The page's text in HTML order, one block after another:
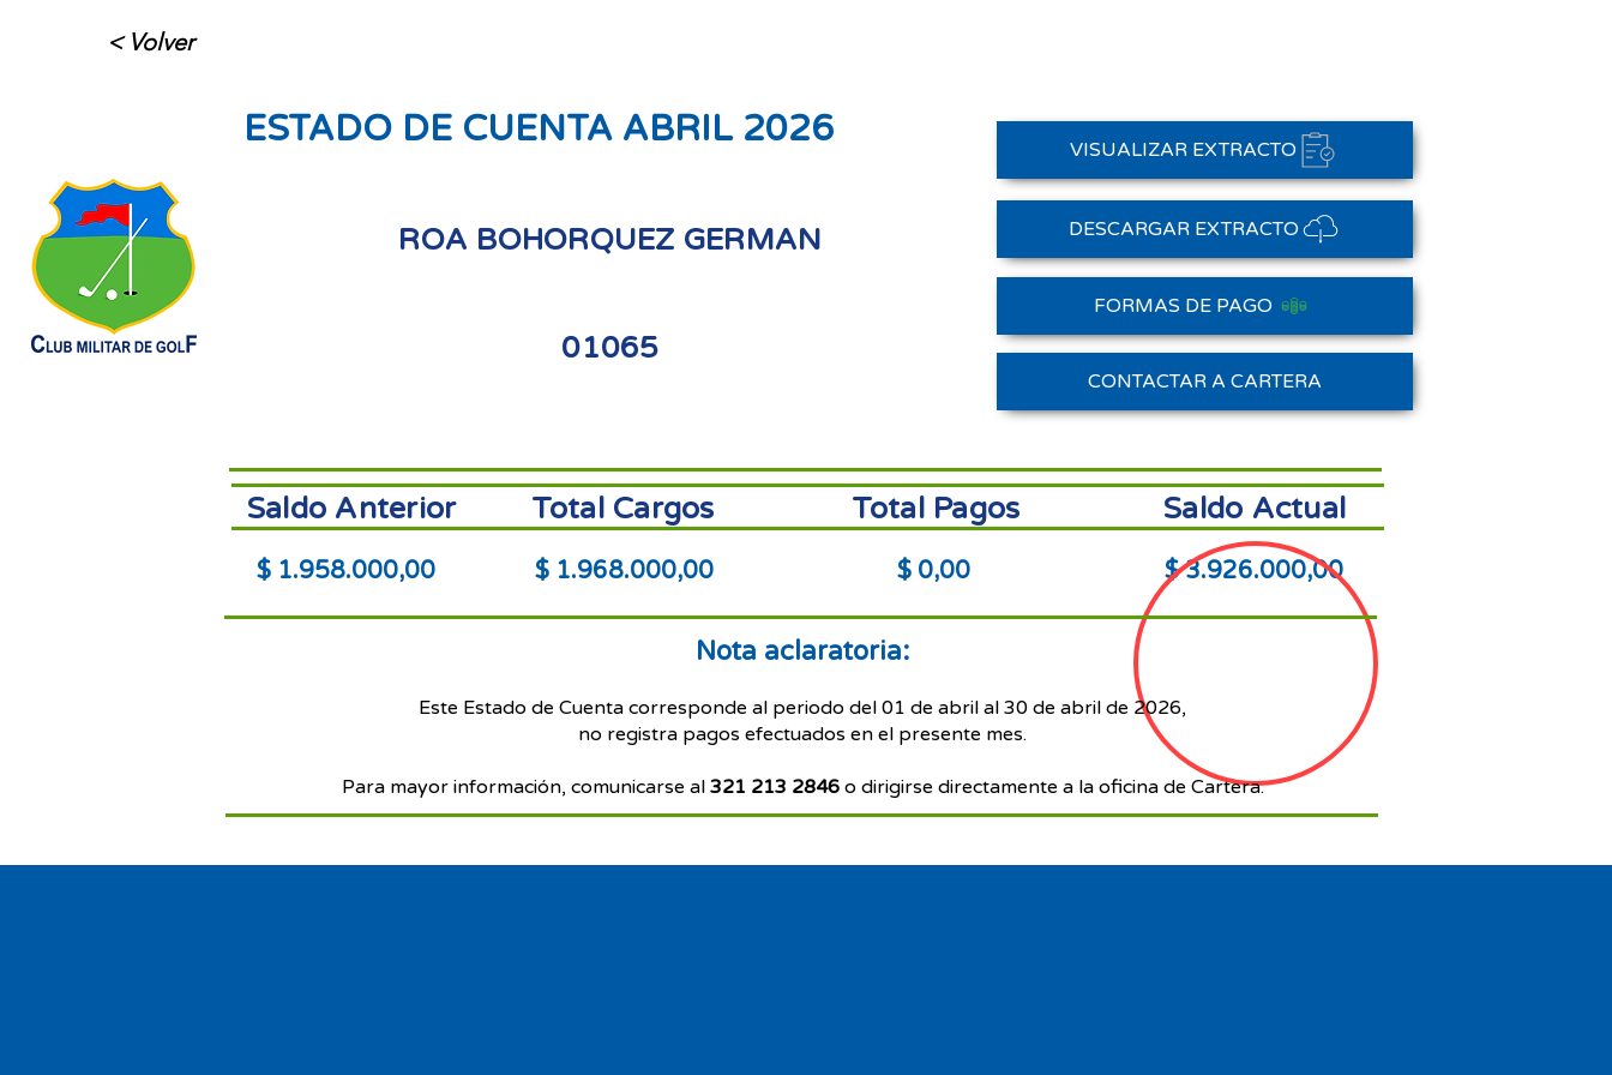
< Volver
ESTADO DE CUENTA ABRIL 2026
ROA BOHORQUEZ GERMAN
01065
Saldo Anterior
VISUALIZAR EXTRACTO
DESCARGAR EXTRACTO
FORMAS DE PAGO
CONTACTAR A CARTERA
Saldo Anterior Total Cargos Total Pagos Saldo Actual
$ 1.958.000,00 $ 1.968.000,00 $ 0,00 $ 3.926.000,00
Nota aclaratoria:
Este Estado de Cuenta corresponde al periodo del 01 de abril al 30 de abril de 2026,
no registra pagos efectuados en el presente mes.
Para mayor información, comunicarse al 321 213 2846o dirigirse directamente a la oficina de Cartera.